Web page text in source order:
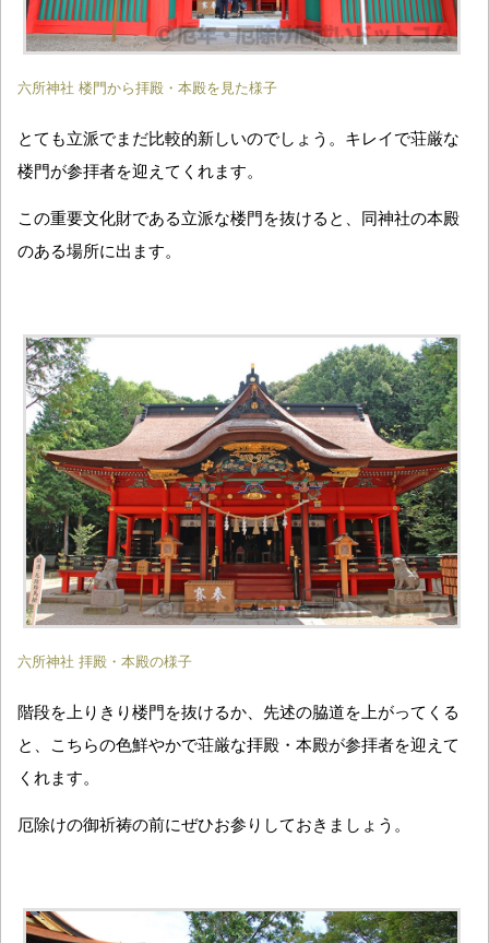
六所神社 楼門から拝殿・本殿を見た様子
とても立派でまだ比較的新しいのでしょう。キレイで荘厳な
楼門が参拝者を迎えてくれます。
この重要文化財である立派な楼門を抜けると、同神社の本殿
のある場所に出ます。
六所神社 拝殿・本殿の様子
階段を上りきり楼門を抜けるか、先述の脇道を上がってくる
と、こちらの色鮮やかで荘厳な拝殿・本殿が参拝者を迎えて
くれます。
厄除けの御祈祷の前にぜひお参りしておきましょう。